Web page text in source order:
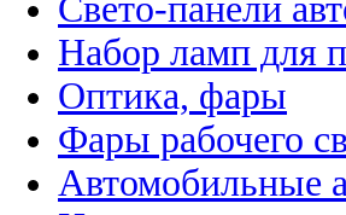
Свето-панели
Набор ламп для
Оптика, фары
Фары рабочего
Автомобильные